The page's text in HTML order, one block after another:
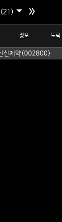
(21)
정보 토픽
신제약(002800)